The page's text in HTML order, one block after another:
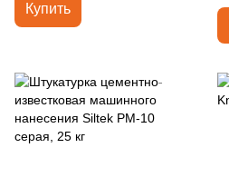
Купить